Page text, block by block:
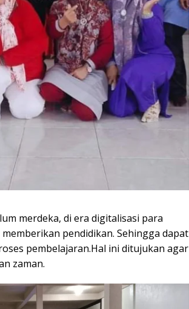
merdeka, di era digitalisasi para
pendidikan. Sehingga dapat
pembelajaran.Hal ini ditujukan agar
zaman.